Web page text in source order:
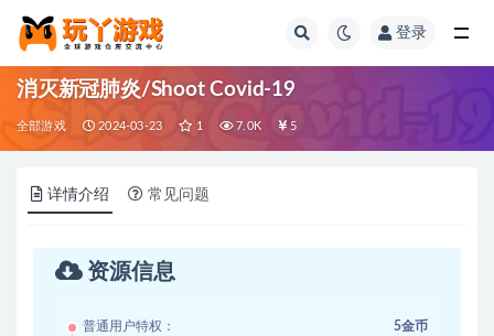
登录
消灭新冠肺炎/Shoot Covid-19
全部游戏 2024-03-23 1 7.0K 5
详情介绍 常见问题
资源信息
普通用户特权： 5金币